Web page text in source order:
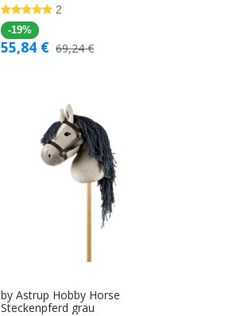
Warenkorb
2
-19%
55,84 € 69,24€
In den
by Astrup Hobby Horse
Steckenpferd grau